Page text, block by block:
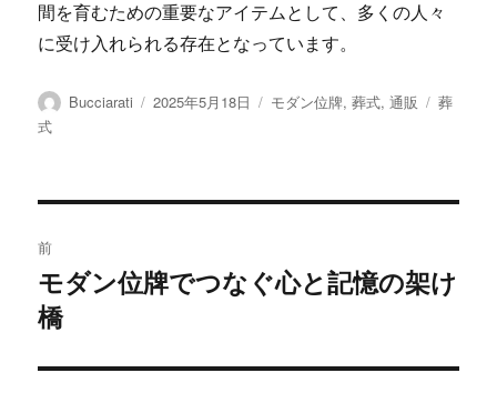
間を育むための重要なアイテムとして、多くの人々
に受け入れられる存在となっています。
投
Bucciarati
投
2025年5月18日
カ
モダン位牌,葬式,通販
タ
葬
式
稿
ナ
ビ
前
前
の
稿:
モダン位牌でつなぐ心と記憶の架け
橋